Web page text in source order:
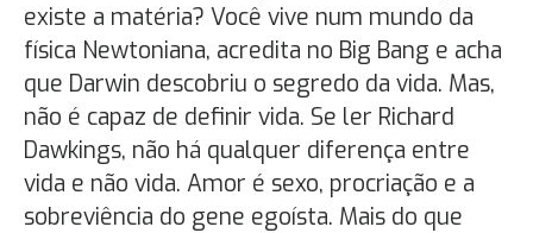
existe a matéria? Você vive num mundo da
física Newtoniana, acredita no Big Bang e acha
que Darwin descobriu o segredo da vida. Mas,
não é capaz de definir vida. Se ler Richard
Dawkings, não há qualquer diferença entre
vida e não vida. Amor é sexo, procriação e a
sobreviência do gene egoísta. Mais do que